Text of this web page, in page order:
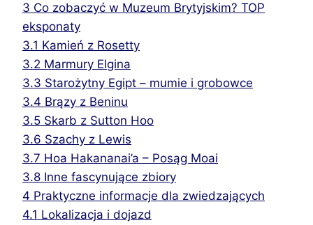
3 Co zobaczyć w Muzeum Brytyjskim? TOP
eksponaty
3.1 Kamień z Rosetty
3.2 Marmury Elgina
3.3 Starożytny Egipt – mumie i grobowce
3.4 Brązy z Beninu
3.5 Skarb z Sutton Hoo
3.6 Szachy z Lewis
3.7 Hoa Hakananai’a – Posąg Moai
3.8 Inne fascynujące zbiory
4 Praktyczne informacje dla zwiedzających
4.1 Lokalizacja i dojazd